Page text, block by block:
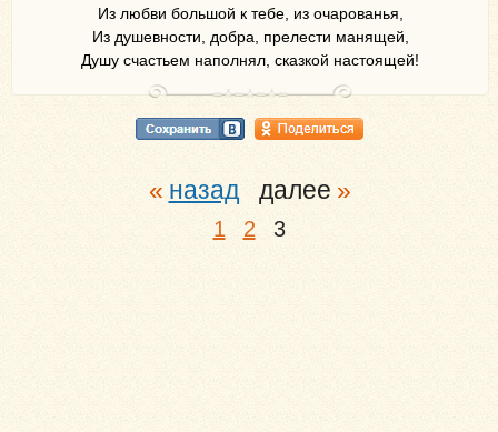
Из любви большой к тебе, из очарованья,
Из душевности, добра, прелести манящей,
Душу счастьем наполнял, сказкой настоящей!
назад
1 2 3
далее